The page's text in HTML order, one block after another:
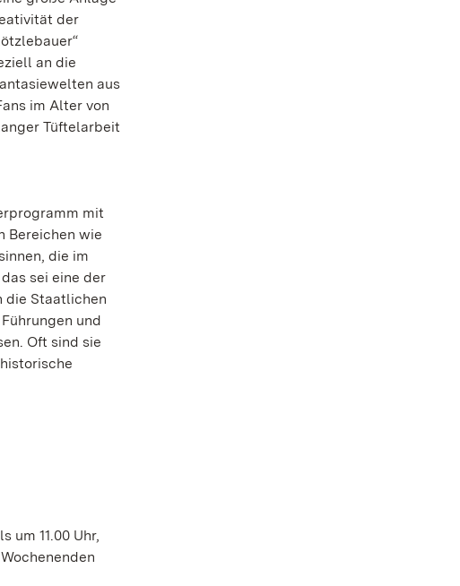
der
an die
aus
im Alter von
Tüftelarbeit
mit
Bereichen wie
die im
sei eine der
die Staatlichen
und
Oft sind sie
um 11.00 Uhr,